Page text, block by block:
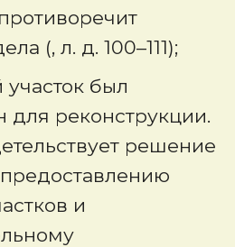
(, л. д. 100–111);
был
для реконструкции.
решение
и